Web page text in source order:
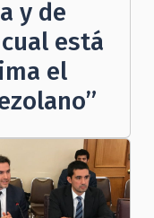
y de
está
el